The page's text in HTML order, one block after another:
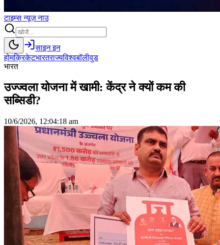
टाइम्सन्यूज़नाउ
साइन इन
होमक्रिकेटभारतराज्यविश्वबॉलीवुड
भारत
उज्ज्वला योजना में खामी: केंद्र ने क्यों कम की
सब्सिडी?
10/6/2026, 12:04:18 am